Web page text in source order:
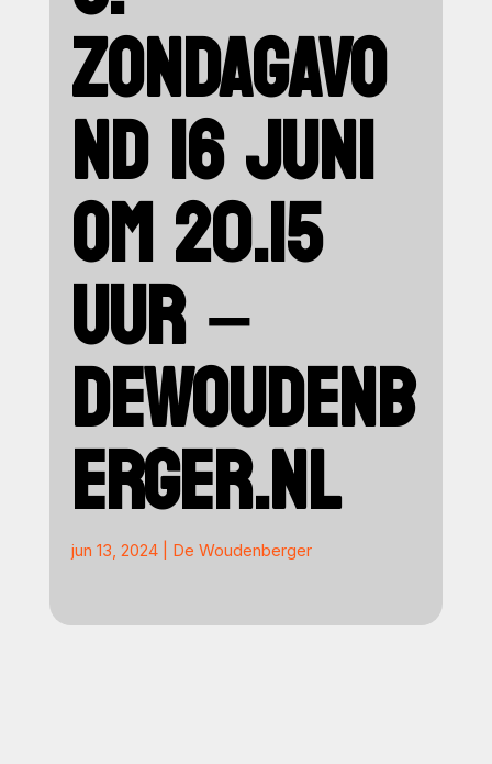
ZONDAGAVO
ND 16 JUNI
OM 20.15
UUR –
DEWOUDENB
ERGER.NL
jun 13, 2024| De Woudenberger